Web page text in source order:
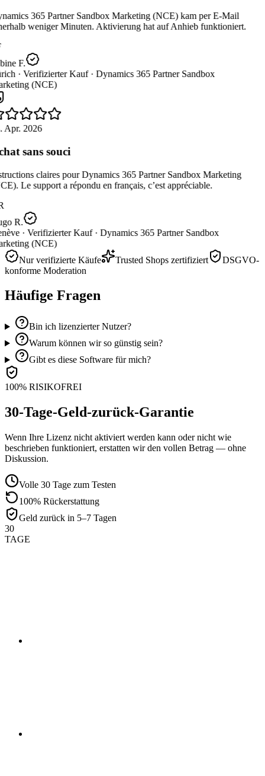
365 Partner Sandbox Marketing (NCE) kam per E-Mail
weniger Minuten. Aktivierung hat auf Anhieb funktioniert.
F.
· Verifizierter Kauf · Dynamics 365 Partner Sandbox
(NCE)
Apr. 2026
sans souci
claires pour Dynamics 365 Partner Sandbox Marketing
Le support a répondu en français, c’est appréciable.
R.
· Verifizierter Kauf · Dynamics 365 Partner Sandbox
(NCE)
Nur verifizierte Käufe
Trusted Shops zertifiziert
DSGVO-
konforme Moderation
Häufige Fragen
Bin ich lizenzierter Nutzer?
Warum können wir so günstig sein?
Gibt es diese Software für mich?
100% RISIKOFREI
30-Tage-Geld-zurück-Garantie
Wenn Ihre Lizenz nicht aktiviert werden kann oder nicht wie
beschrieben funktioniert, erstatten wir den vollen Betrag — ohne
Diskussion.
Volle 30 Tage zum Testen
100% Rückerstattung
Geld zurück in 5–7 Tagen
30
TAGE